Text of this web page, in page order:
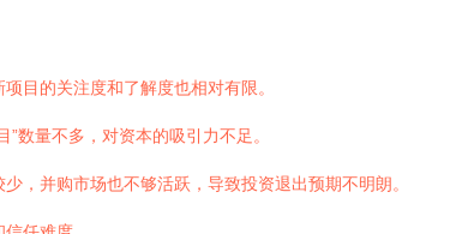
目的关注度和了解度也相对有限。
数量不多，对资本的吸引力不足。
，并购市场也不够活跃，导致投资退出预期不明朗。